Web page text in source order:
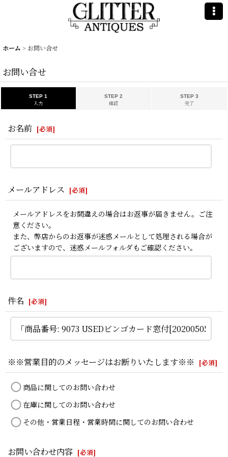
ホーム > お問い合せ
お問い合せ
STEP 1
入力
STEP 2
確認
STEP 3
完了
お名前 [必須]
メールアドレス [必須]
メールアドレスをお間違えの場合はお返事が届きません。ご注
意ください。
また、弊店からのお返事が迷惑メールとして処理される場合が
ございますので、迷惑メールフォルダもご確認ください。
件名 [必須]
※※営業目的のメッセージはお断りいたします※※ [必須]
商品に関してのお問い合わせ
在庫に関してのお問い合わせ
その他・営業日程・営業時間に関してのお問い合わせ
お問い合わせ内容 [必須]